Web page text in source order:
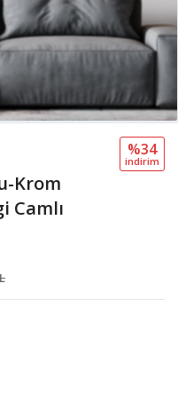
Krom
Camlı
%34
i̇ndi̇ri̇m